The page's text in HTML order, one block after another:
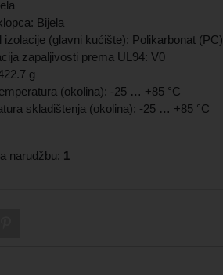
Bijela
izolacije (glavni kućište): Polikarbonat (PC)
zapaljivosti prema UL94: V0
g
(okolina): -25 … +85 °C
skladištenja (okolina): -25 … +85 °C
narudžbu: 1